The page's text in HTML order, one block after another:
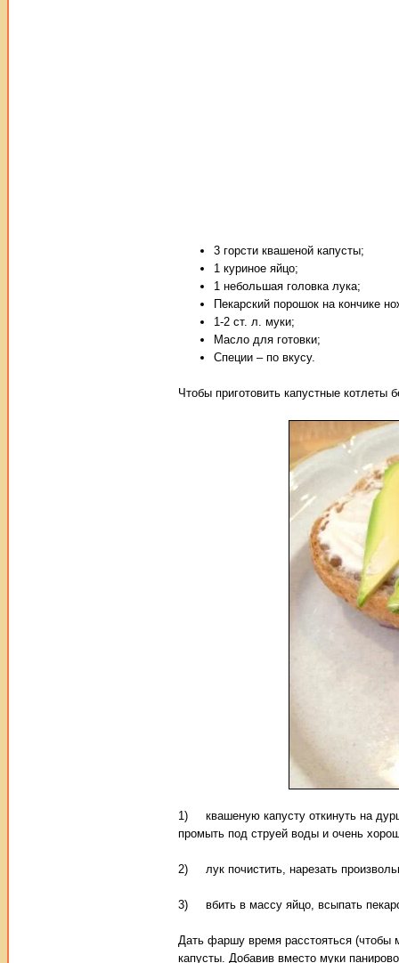
3 горсти квашеной капусты;
1 куриное яйцо;
1 небольшая головка лука;
Пекарский порошок на кончике
1-2 ст. л. муки;
Масло для готовки;
Специи – по вкусу.
Чтобы приготовить капустные котлеты
1) квашеную капусту откинуть на
промыть под струей воды и очень
2) лук почистить, нарезать
3) вбить в массу яйцо, всыпать
Дать фаршу время расстояться (чтобы
капусты. Добавив вместо муки